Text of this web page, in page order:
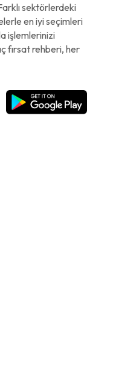
gr.)
marul, lavaş
sektörlerdeki
en iyi seçimleri
işlemlerinizi
fırsat rehberi, her